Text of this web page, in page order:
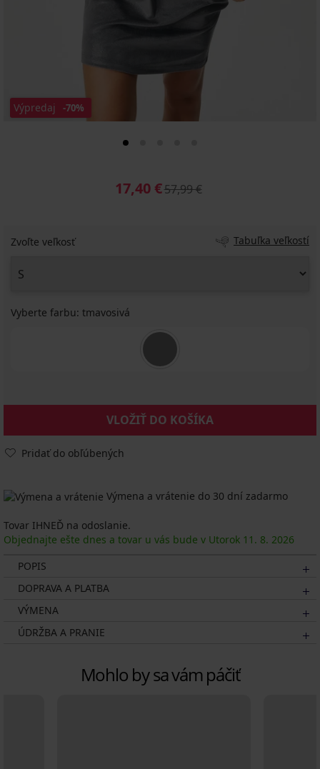
Výpredaj -70%
17,40 €57,99 €
Zvoľte veľkosť Tabuľka veľkostí
Vyberte farbu: tmavosivá
VLOŽIŤ DO KOŠÍKA
Pridať do obľúbených
Výmena a vrátenie do 30 dní zadarmo
Tovar IHNEĎ na odoslanie.
Objednajte ešte dnes a tovar u vás bude v Utorok 11. 8. 2026
POPIS
DOPRAVA A PLATBA
VÝMENA
ÚDRŽBA A PRANIE
Mohlo by sa vám páčiť